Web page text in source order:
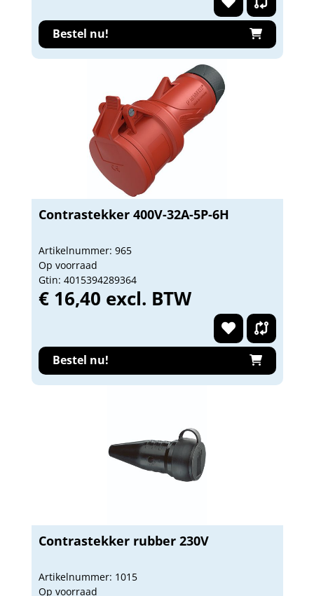
Bestel nu!
Contrastekker 400V-32A-5P-6H
Artikelnummer: 965
Op voorraad
Gtin: 4015394289364
€ 16,40 excl. BTW
Bestel nu!
Contrastekker rubber 230V
Artikelnummer: 1015
Op voorraad